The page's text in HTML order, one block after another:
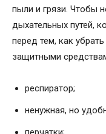
пыли и грязи. Чтобы
дыхательных путей,
перед тем, как
защитными
респиратор;
ненужная, но